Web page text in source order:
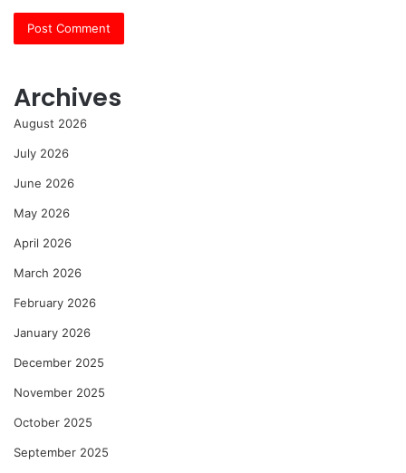
Archives
August 2026
July 2026
June 2026
May 2026
April 2026
March 2026
February 2026
January 2026
December 2025
November 2025
October 2025
September 2025